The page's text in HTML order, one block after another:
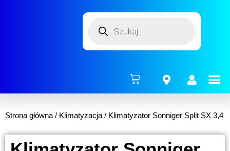
Strona główna / Klimatyzacja / Klimatyzator Sonniger Split SX 3,4